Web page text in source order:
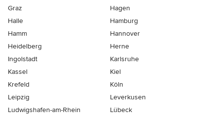
Graz
Hagen
Halle
Hamburg
Hamm
Hannover
Heidelberg
Herne
Ingolstadt
Karlsruhe
Kassel
Kiel
Krefeld
Köln
Leipzig
Leverkusen
Ludwigshafen-am-Rhein
Lübeck